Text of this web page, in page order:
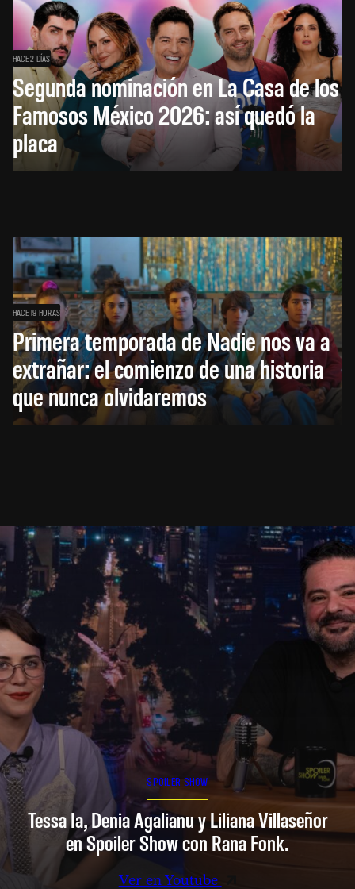
HACE 2 DÍAS
Segunda nominación en La Casa de los
Famosos México 2026: así quedó la
placa
HACE 19 HORAS
Primera temporada de Nadie nos va a
extrañar: el comienzo de una historia
que nunca olvidaremos
SPOILER SHOW
Tessa Ia, Denia Agalianu y Liliana Villaseñor
en Spoiler Show con Rana Fonk.
Ver en Youtube